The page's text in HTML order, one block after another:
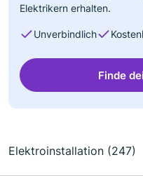
Elektrikern erhalten.
Unverbindlich
Finde
Elektroinstallation (247)